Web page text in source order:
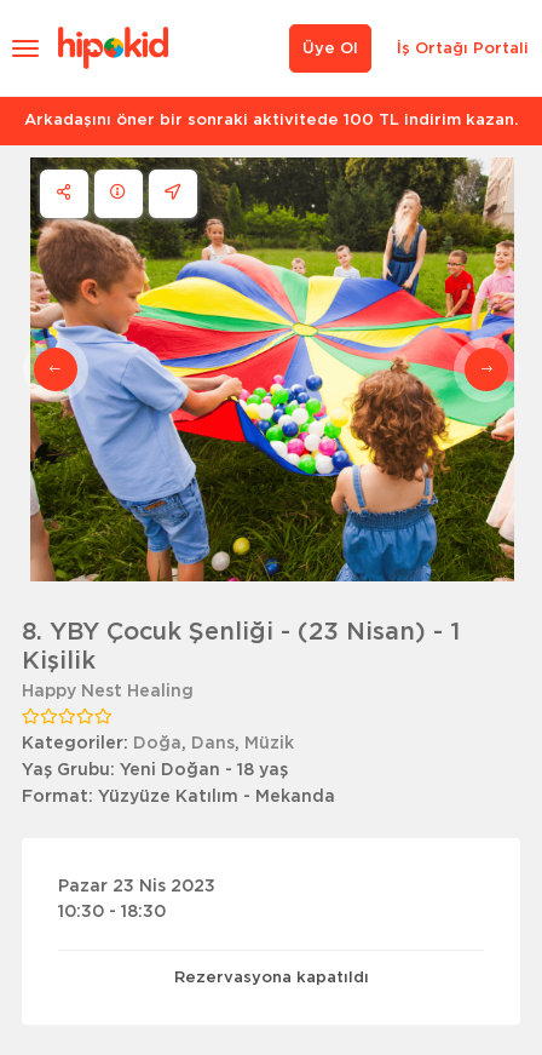
İş Ortağı Portali
Üye Ol
Arkadaşını öner bir sonraki aktivitede 100 TL indirim kazan.
8. YBY Çocuk Şenliği - (23 Nisan) - 1
Kişilik
Happy Nest Healing
Kategoriler: Doğa, Dans, Müzik
Yaş Grubu: Yeni Doğan - 18 yaş
Format: Yüzyüze Katılım - Mekanda
Pazar 23 Nis 2023
10:30 - 18:30
Rezervasyona kapatıldı